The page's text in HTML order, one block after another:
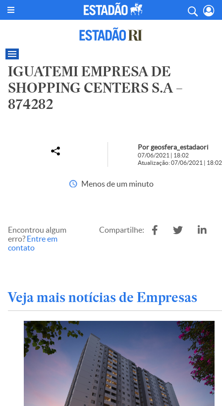
IGUATEMI EMPRESA DE
SHOPPING CENTERS S.A –
874282
Por geosfera_estadaori
07/06/2021 | 18:02
Atualização: 07/06/2021 | 18:02
Menos de um minuto
Encontrou algum
erro? Entre em
contato
Compartilhe:
Veja mais notícias de Empresas